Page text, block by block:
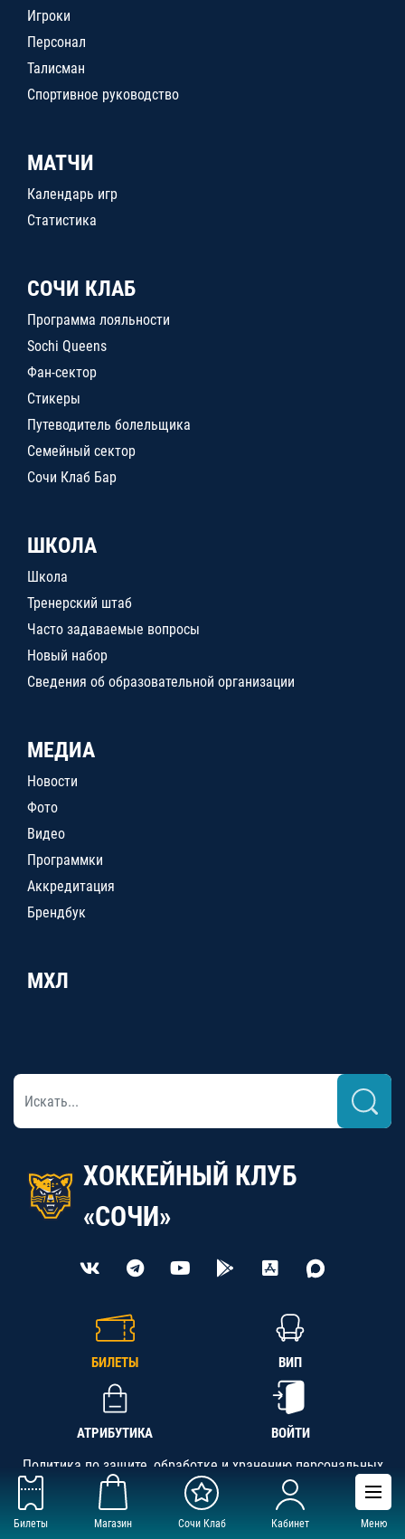
Билеты Магазин Сочи Клаб Кабинет Меню
Игроки
Персонал
Талисман
Спортивное руководство
МАТЧИ
Календарь игр
Статистика
СОЧИ КЛАБ
Программа лояльности
Sochi Queens
Фан-сектор
Стикеры
Путеводитель болельщика
Семейный сектор
Сочи Клаб Бар
ШКОЛА
Школа
Тренерский штаб
Часто задаваемые вопросы
Новый набор
Сведения об образовательной организации
МЕДИА
Новости
Фото
Видео
Программки
Аккредитация
Брендбук
МХЛ
ХОККЕЙНЫЙ КЛУБ
«СОЧИ»
БИЛЕТЫ ВИП
АТРИБУТИКА ВОЙТИ
Политика по защите, обработке и хранению персональных
данных
АНО «СК «Кубань-Регион», ОГРН 1142300002349,